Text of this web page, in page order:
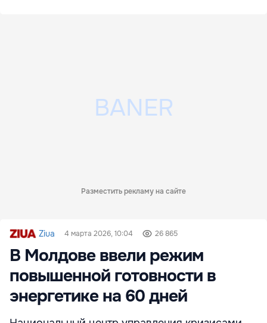
Разместить рекламу на сайте
Ziua 4 марта 2026, 10:04 26 865
В Молдове ввели режим
повышенной готовности в
энергетике на 60 дней